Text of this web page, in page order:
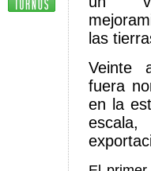
las
Veinte
fuera
en la